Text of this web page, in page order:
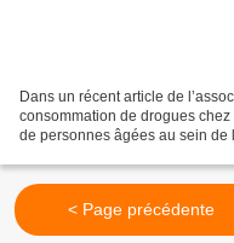
Dans un récent article de
consommation de drogues
de personnes âgées au sein
< Page précédente